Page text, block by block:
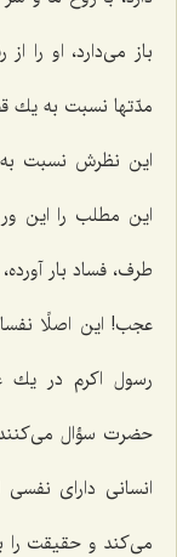
باز می‌دارد، او را
مدّتها نسبت به یك
این نظرش نسبت به
این مطلب را این
طرف، فساد بار
عجب! این اصلًا
رسول اكرم در یك
حضرت سؤال
انسانی دارای
می‌كند و حقیقت را